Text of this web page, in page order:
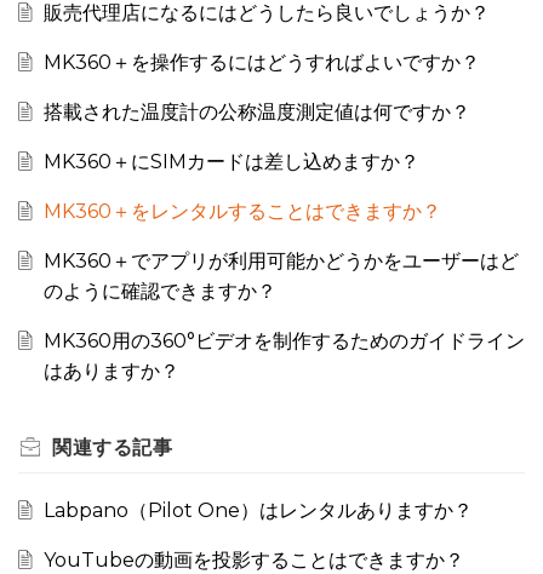
販売代理店になるにはどうしたら良いでしょうか？
MK360＋を操作するにはどうすればよいですか？
搭載された温度計の公称温度測定値は何ですか？
MK360＋にSIMカードは差し込めますか？
MK360＋をレンタルすることはできますか？
MK360＋でアプリが利用可能かどうかをユーザーはど
のように確認できますか？
MK360用の360°ビデオを制作するためのガイドライン
はありますか？
関連する記事
Labpano（Pilot One）はレンタルありますか？
YouTubeの動画を投影することはできますか？